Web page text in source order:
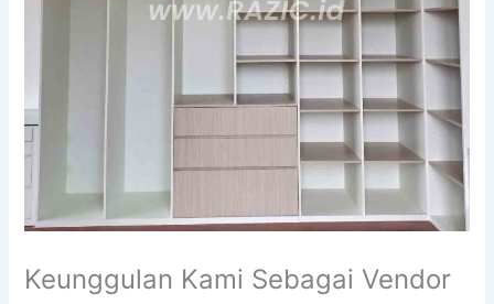
Keunggulan Kami Sebagai Vendor